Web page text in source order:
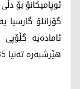
ئوپامیکانۆ بۆ
گۆزانلۆ گارسیا
ئامادەیە
هێرشبەرە تەنیا 135 خولەک یاریی کردووە.